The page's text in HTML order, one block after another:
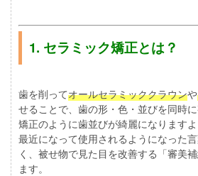
1. セラミック矯正とは？
歯を削ってオールセラミッククラウンや
せることで、歯の形・色・並びを同時に
矯正のように歯並びが綺麗になります
最近になって使用されるようになった
く、被せ物で見た目を改善する「審美
ます。